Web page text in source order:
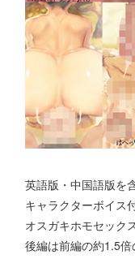
英語版・中国語版を
キャラクターボイス
オスガキホモセック
後編は前編の約1.5倍